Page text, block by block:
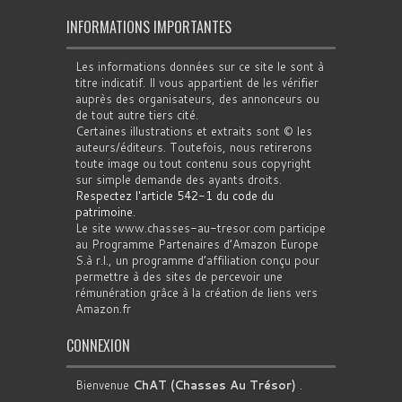
INFORMATIONS IMPORTANTES
Les informations données sur ce site le sont à
titre indicatif. Il vous appartient de les vérifier
auprès des organisateurs, des annonceurs ou
de tout autre tiers cité.
Certaines illustrations et extraits sont © les
auteurs/éditeurs. Toutefois, nous retirerons
toute image ou tout contenu sous copyright
sur simple demande des ayants droits.
Respectez l'article 542-1 du code du
patrimoine.
Le site www.chasses-au-tresor.com participe
au Programme Partenaires d’Amazon Europe
S.à r.l., un programme d’affiliation conçu pour
permettre à des sites de percevoir une
rémunération grâce à la création de liens vers
Amazon.fr
CONNEXION
Bienvenue ChAT (Chasses Au Trésor) .